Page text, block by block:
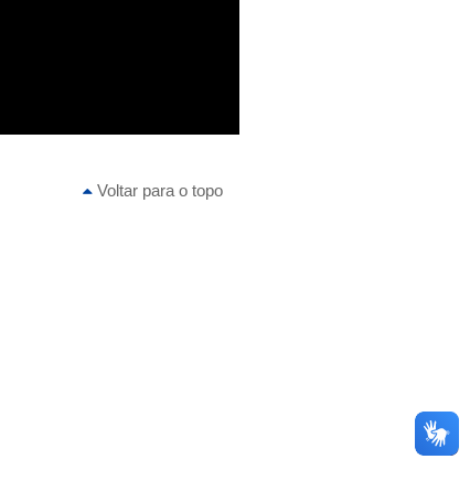
Voltar para o topo